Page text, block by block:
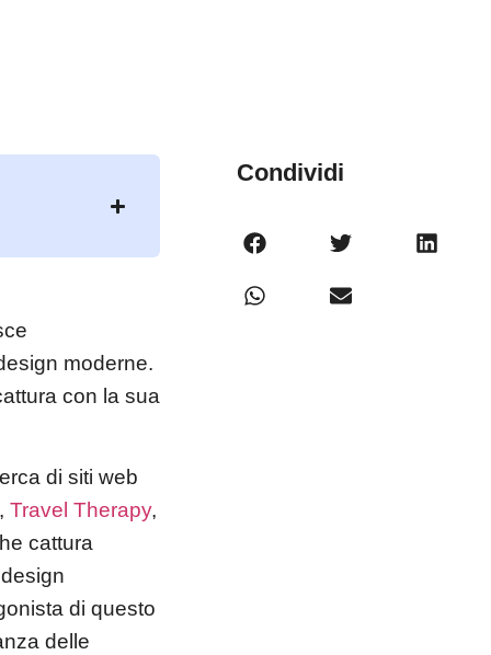
moderne.
con la sua
di siti web
Travel Therapy,
cattura
di questo
delle
Condividi